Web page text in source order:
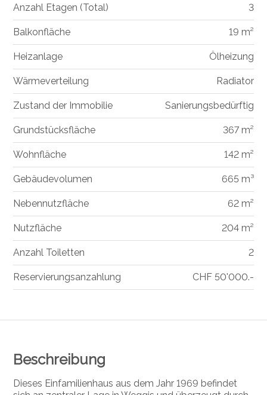
Beschreibung
Dieses Einfamilienhaus aus dem Jahr 1969 befindet
Anzahl Etagen (Total) 3
Balkonfläche 19 m²
Heizanlage Ölheizung
Wärmeverteilung Radiator
Zustand der Immobilie Sanierungsbedürftig
Grundstücksfläche 367 m²
Wohnfläche 142 m²
Gebäudevolumen 665 m³
Nebennutzfläche 62 m²
Nutzfläche 204 m²
Anzahl Toiletten 2
Reservierungsanzahlung CHF 50'000.-